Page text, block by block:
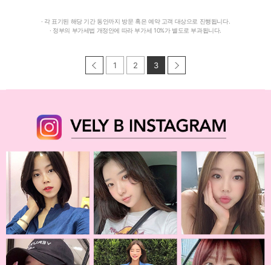
· 각 표기된 해당 기간 동안까지 방문 혹은 예약 고객 대상으로 진행됩니다.
· 정부의 부가세법 개정안에 따라 부가세 10%가 별도로 부과됩니다.
1 2 3